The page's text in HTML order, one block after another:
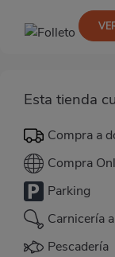
Esta tienda
Compra a
Compra
Parking
Carnicería
Pescadería